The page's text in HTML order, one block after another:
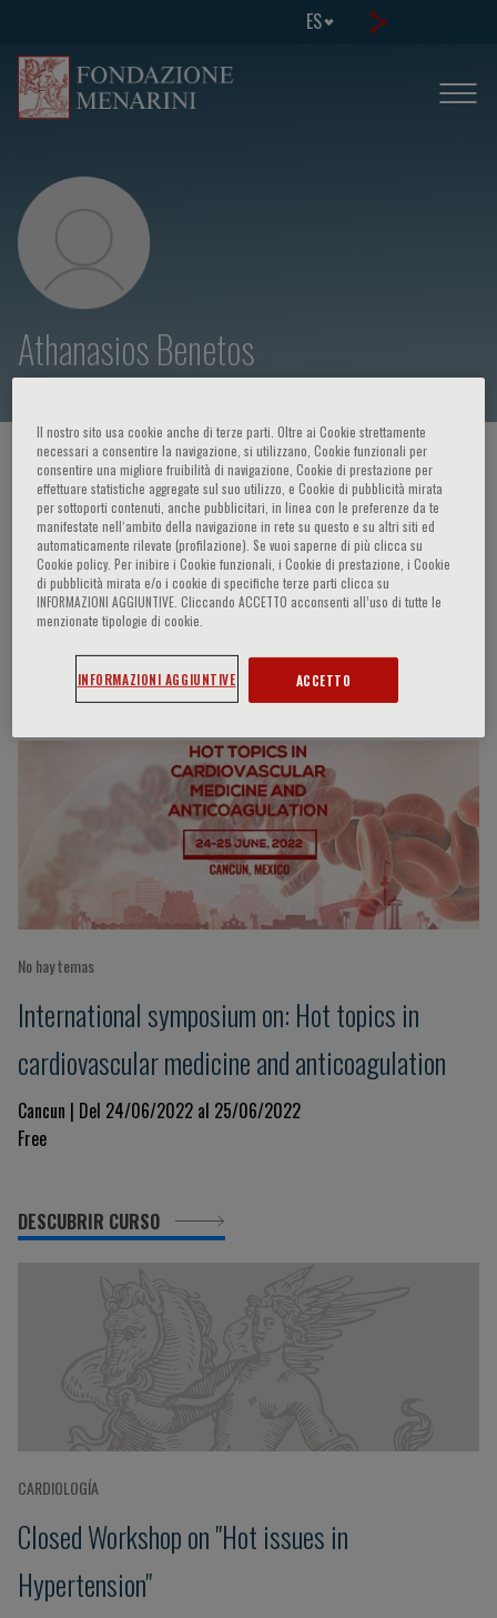
ES
Athanasios Benetos
HOME PAGE / CURSOS Y EVENTOS / ORADOR
Athanasios Benetos
Participaciones del ponente
No hay temas
International symposium on: Hot topics in
cardiovascular medicine and anticoagulation
Cancun | Del 24/06/2022 al 25/06/2022
Free
DESCUBRIR CURSO
CARDIOLOGÍA
Closed Workshop on "Hot issues in
Hypertension"
Il nostro sito usa cookie anche di terze parti. Oltre ai Cookie strettamente
necessari a consentire la navigazione, si utilizzano, Cookie funzionali per
consentire una migliore fruibilità di navigazione, Cookie di prestazione per
effettuare statistiche aggregate sul suo utilizzo, e Cookie di pubblicità mirata
per sottoporti contenuti, anche pubblicitari, in linea con le preferenze da te
manifestate nell‘ambito della navigazione in rete su questo e su altri siti ed
automaticamente rilevate (profilazione). Se vuoi saperne di più clicca su
Cookie policy. Per inibire i Cookie funzionali, i Cookie di prestazione, i Cookie
di pubblicità mirata e/o i cookie di specifiche terze parti clicca su
INFORMAZIONI AGGIUNTIVE. Cliccando ACCETTO acconsenti all’uso di tutte le
menzionate tipologie di cookie.
INFORMAZIONI AGGIUNTIVE ACCETTO